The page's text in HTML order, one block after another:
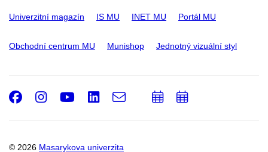
Univerzitní magazín IS MU INET MU Portál MU
Obchodní centrum MU Munishop Jednotný vizuální styl
© 2026 Masarykova univerzita
Facebook
Instagram
Youtube
LinkedIn
e-
PřidatPřidat